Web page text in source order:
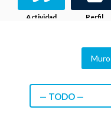
Actividad Perfil
Muro
— TODO —